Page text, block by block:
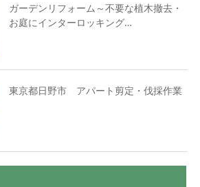
ガーデンリフォーム～不要な植木撤去・
お庭にインターロッキング…
東京都日野市 アパート剪定・伐採作業